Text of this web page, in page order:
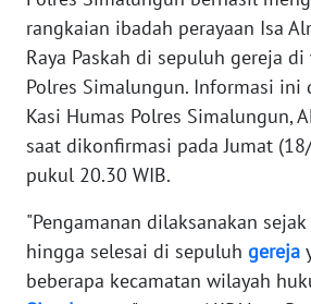
rangkaian ibadah perayaan Isa
Raya Paskah di sepuluh gereja
Polres Simalungun. Informasi ini
Kasi Humas Polres Simalungun,
saat dikonfirmasi pada Jumat
pukul 20.30 WIB.
"Pengamanan dilaksanakan
hingga selesai di sepuluh gereja
beberapa kecamatan wilayah
DISCLAIMER
Wahana
News
Regional
WN
WN
JAKARTA